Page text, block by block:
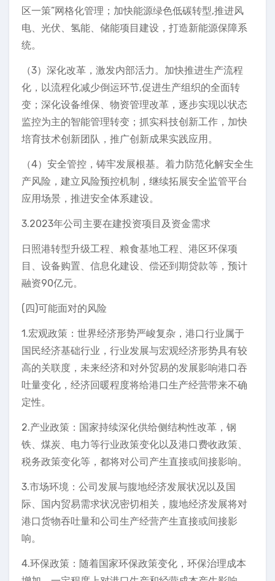
区一策”网格化管理；加快能源绿色低碳转型,推进风
电、光伏、氢能、储能项目建设，打造新能源保障系
统。
（3）深化改革，激发内部活力。加快推进生产流程
化，以流程化减少倒运环节,促进生产组织的全面转
变；深化设备维保、物资管理改革，逐步实现以状态
监控为主的智能管理转变；抓实科技创新工作，加快
培育技术创新团队，推广创新成果实践应用。
（4）安全管控，铸牢发展根基。着力防范化解安全生
产风险，建立风险预控机制，继续拓展安全监管平台
应用场景，推进安全体系建设。
3.2023年公司主要在建投资项目及资金需求
日照港转型升级工程、粮食基地工程、港区环保项
目、设备购置、信息化建设、偿还到期贷款等，预计
融资90亿元。
(四)可能面对的风险
1.宏观政策：世界经济形势严峻复杂，港口行业属于
国民经济基础行业，行业发展与宏观经济形势具有较
高的关联度，未来经济和对外贸易的发展影响港口吞
吐量变化，经济回暖程度将给港口生产经营带来不确
定性。
2.产业政策：国家持续深化供给侧结构性改革，钢
铁、煤炭、电力等行业政策变化以及港口费收政策、
税务政策变化等，都将对公司产生直接或间接影响。
3.市场环境：公司发展与腹地经济发展状况以及国
际、国内贸易需求状况密切相关，腹地经济发展将对
港口货物吞吐量和公司生产经营产生直接或间接影
响。
4.环保政策：随着国家环保政策变化，环保治理成本